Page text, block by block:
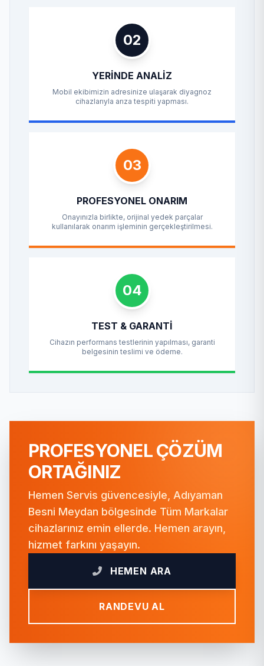
02
YERINDE ANALIZ
Mobil ekibimizin adresinize ulaşarak diyagnoz
cihazlarıyla arıza tespiti yapması.
03
PROFESYONEL ONARIM
Onayınızla birlikte, orijinal yedek parçalar
kullanılarak onarım işleminin gerçekleştirilmesi.
04
TEST & GARANTI
Cihazın performans testlerinin yapılması, garanti
belgesinin teslimi ve ödeme.
PROFESYONEL ÇÖZÜM
ORTAĞINIZ
Hemen Servis güvencesiyle, Adıyaman
Besni Meydan bölgesinde Tüm Markalar
cihazlarınız emin ellerde. Hemen arayın,
hizmet farkını yaşayın.
HEMEN ARA
RANDEVU AL